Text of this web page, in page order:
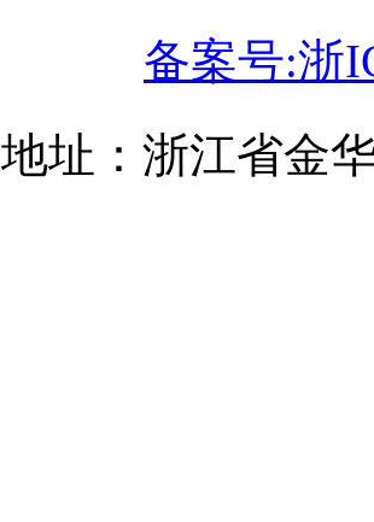
备案号:浙
地址：浙江省金